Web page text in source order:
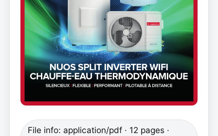
File info: application/pdf · 12 pages ·